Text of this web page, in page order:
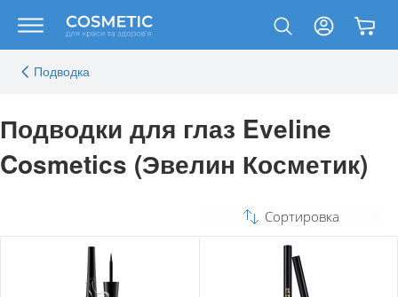
Подводка
Подводки для глаз Eveline
Cosmetics (Эвелин Косметик)
Сортировка